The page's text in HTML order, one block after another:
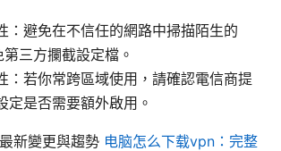
：避免在不信任的網路中掃描陌生的
三方攔截設定檔。
：若你常跨區域使用，請確認電信商提
定是否需要額外啟用。
新變更與趨勢 电脑怎么下载vpn：完整